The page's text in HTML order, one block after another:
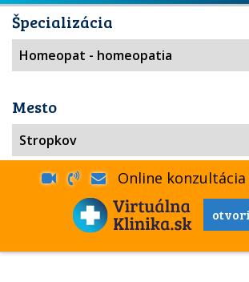
Špecializácia
Mesto
Online konzultácia